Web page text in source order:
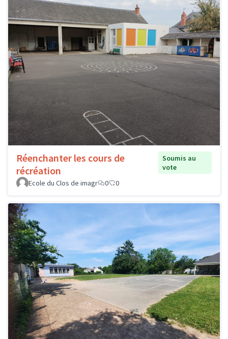
Réenchanter les cours de
récréation
Soumis au
vote
Ecole du Clos de imagr
0 0